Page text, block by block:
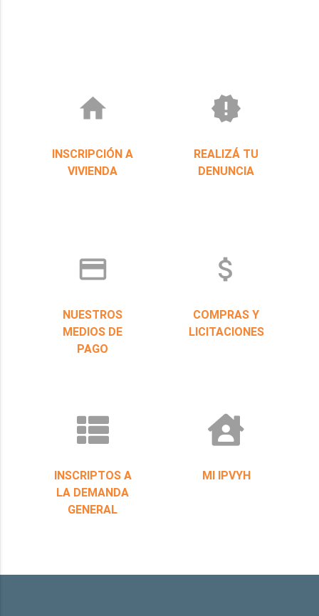
home
INSCRIPCIÓN A
VIVIENDA
new_releases
REALIZÁ TU
DENUNCIA
credit_card
NUESTROS
MEDIOS DE
PAGO
attach_money
COMPRAS Y
LICITACIONES
INSCRIPTOS A
LA DEMANDA
GENERAL
MI IPVYH